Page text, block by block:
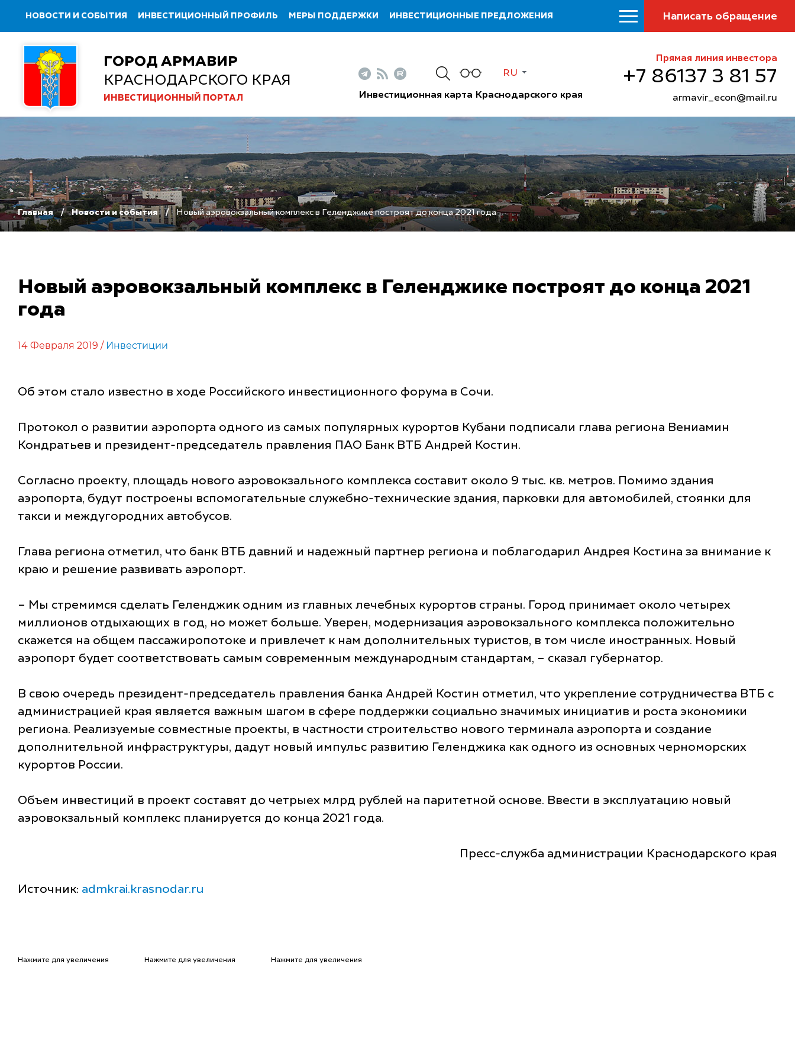
НОВОСТИ И СОБЫТИЯ ИНВЕСТИЦИОННЫЙ ПРОФИЛЬ МЕРЫ ПОДДЕРЖКИ ИНВЕСТИЦИОННЫЕ ПРЕДЛОЖЕНИЯ Написать обращение
ГОРОД АРМАВИР
КРАСНОДАРСКОГО КРАЯ
ИНВЕСТИЦИОННЫЙ ПОРТАЛ
RU
Инвестиционная карта Краснодарского края
Прямая линия инвестора
+7 86137 3 81 57
armavir_econ@mail.ru
Главная Новости и события Новый аэровокзальный комплекс в Геленджике построят до конца 2021 года
Новый аэровокзальный комплекс в Геленджике построят до конца 2021
года
14 Февраля 2019 / Инвестиции
Об этом стало известно в ходе Российского инвестиционного форума в Сочи.
Протокол о развитии аэропорта одного из самых популярных курортов Кубани подписали глава региона Вениамин
Кондратьев и президент-председатель правления ПАО Банк ВТБ Андрей Костин.
Согласно проекту, площадь нового аэровокзального комплекса составит около 9 тыс. кв. метров. Помимо здания
аэропорта, будут построены вспомогательные служебно-технические здания, парковки для автомобилей, стоянки для
такси и междугородних автобусов.
Глава региона отметил, что банк ВТБ давний и надежный партнер региона и поблагодарил Андрея Костина за внимание к
краю и решение развивать аэропорт.
– Мы стремимся сделать Геленджик одним из главных лечебных курортов страны. Город принимает около четырех
миллионов отдыхающих в год, но может больше. Уверен, модернизация аэровокзального комплекса положительно
скажется на общем пассажиропотоке и привлечет к нам дополнительных туристов, в том числе иностранных. Новый
аэропорт будет соответствовать самым современным международным стандартам, – сказал губернатор.
В свою очередь президент-председатель правления банка Андрей Костин отметил, что укрепление сотрудничества ВТБ с
администрацией края является важным шагом в сфере поддержки социально значимых инициатив и роста экономики
региона. Реализуемые совместные проекты, в частности строительство нового терминала аэропорта и создание
дополнительной инфраструктуры, дадут новый импульс развитию Геленджика как одного из основных черноморских
курортов России.
Объем инвестиций в проект составят до четрыех млрд рублей на паритетной основе. Ввести в эксплуатацию новый
аэровокзальный комплекс планируется до конца 2021 года.
Пресс-служба администрации Краснодарского края
Источник: admkrai.krasnodar.ru
Нажмите для увеличения Нажмите для увеличения Нажмите для увеличения